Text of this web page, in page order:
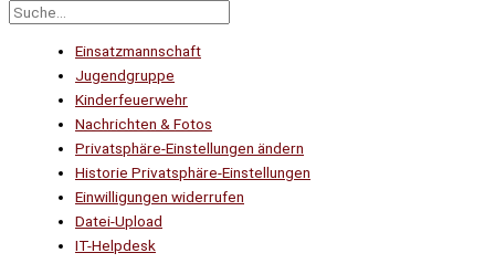
Einsatzmannschaft
Jugendgruppe
Kinderfeuerwehr
Nachrichten & Fotos
Privatsphäre-Einstellungen ändern
Historie Privatsphäre-Einstellungen
Einwilligungen widerrufen
Datei-Upload
IT-Helpdesk